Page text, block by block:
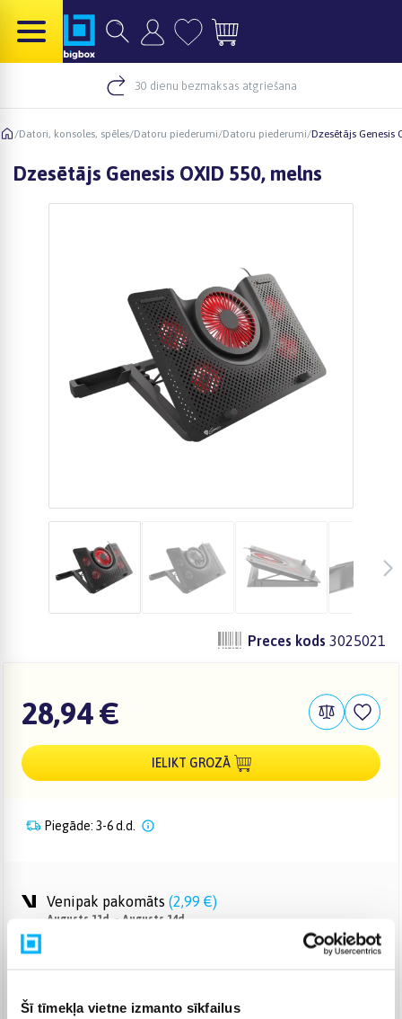
Šī tīmekļa vietne izmanto sīkfailus
30 dienu bezmaksas atgriešana
/Datori, konsoles, spēles/Datoru piederumi/Datoru piederumi/Dzesētājs Genesis
Dzesētājs Genesis OXID 550, melns
Preces kods 3025021
28,94 €
IELIKT GROZĀ
Piegāde: 3-6 d.d.
Venipak pakomāts (2,99 €)
Augusts 11d. - Augusts 14d.
Omniva pakomāts (3,99 €)